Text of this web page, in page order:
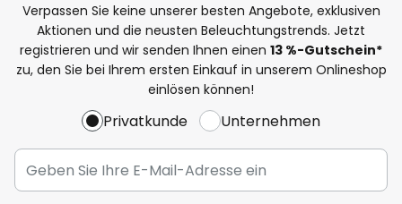
Verpassen Sie keine unserer besten Angebote, exklusiven
Aktionen und die neusten Beleuchtungstrends. Jetzt
registrieren und wir senden Ihnen einen 13 %-Gutschein*
zu, den Sie bei Ihrem ersten Einkauf in unserem Onlineshop
einlösen können!
Privatkunde Unternehmen